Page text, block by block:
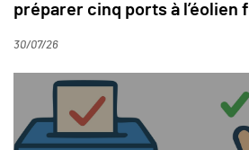
préparer cinq ports à l’éolien
30/07/26